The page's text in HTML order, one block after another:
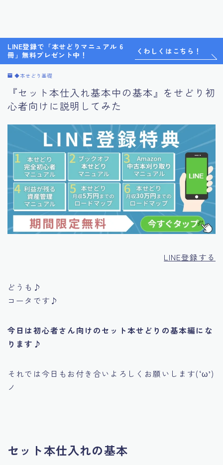
LINE登録で「本せどりマニュアル 6
冊」無料プレゼント中！
くわしくはこちら！
◆本せどり基礎
『セット本仕入れ基本中の基本』をせどり初
心者向けに説明してみた
LINE登録する
どうも♪
コータです♪
今日は初心者さん向けのセット本せどりの基本編にな
ります♪
それでは今日もお付き合いよろしくお願いします(‘ω’)
ノ
セット本仕入れの基本